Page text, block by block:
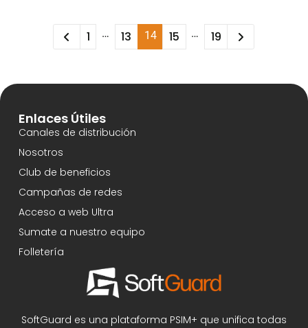
1 … 13 14 15 … 19
SoftGuard es una plataforma PSIM+ que unifica todas
Enlaces Útiles
Canales de distribución
Nosotros
Club de beneficios
Campañas de redes
Acceso a web Ultra
Sumate a nuestro equipo
Folletería